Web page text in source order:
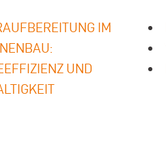
IM
UND